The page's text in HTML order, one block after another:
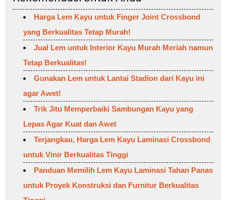
Harga Lem Kayu untuk Finger Joint Crossbond
yang Berkualitas Tetap Murah!
Jual Lem untuk Interior Kayu Murah Meriah namun
Tetap Berkualitas!
Gunakan Lem untuk Lantai Stadion dari Kayu ini
agar Awet!
Trik Jitu Memperbaiki Sambungan Kayu yang
Lepas Agar Kuat dan Awet
Terjangkau, Harga Lem Kayu Laminasi Crossbond
untuk Vinir Berkualitas Tinggi
Panduan Memilih Lem Kayu Laminasi Tahan Panas
untuk Proyek Konstruksi dan Furnitur Berkualitas